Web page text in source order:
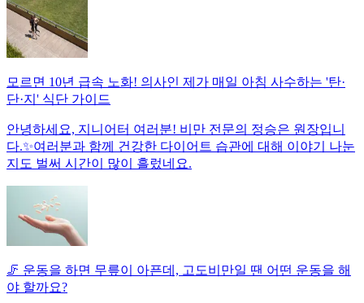
모르면 10년 급속 노화! 의사인 제가 매일 아침 사수하는 '탄·
단·지' 식단 가이드
안녕하세요, 지니어터 여러분! 비만 전문의 정승은 원장입니
다.✨여러분과 함께 건강한 다이어트 습관에 대해 이야기 나눈
지도 벌써 시간이 많이 흘렀네요.
🦵 운동을 하면 무릎이 아픈데, 고도비만일 땐 어떤 운동을 해
야 할까요?